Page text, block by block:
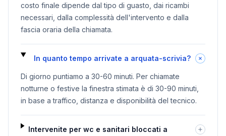
costo finale dipende dal tipo di guasto, dai ricambi
necessari, dalla complessità dell'intervento e dalla
fascia oraria della chiamata.
In quanto tempo arrivate a arquata-scrivia?
Di giorno puntiamo a 30-60 minuti. Per chiamate
notturne o festive la finestra stimata è di 30-90 minuti,
in base a traffico, distanza e disponibilità del tecnico.
Intervenite per wc e sanitari bloccati a